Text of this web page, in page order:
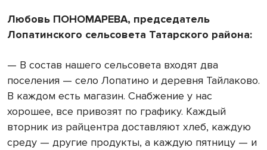
Любовь ПОНОМАРЕВА, председатель
Лопатинского сельсовета Татарского района:
— В состав нашего сельсовета входят два
поселения — село Лопатино и деревня Тайлаково.
В каждом есть магазин. Снабжение у нас
хорошее, все привозят по графику. Каждый
вторник из райцентра доставляют хлеб, каждую
среду — другие продукты, а каждую пятницу — и